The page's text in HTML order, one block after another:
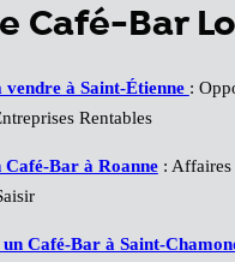
Café-Bar
vendre à Saint-Étienne :
Rentables
Café-Bar à Roanne: Affaires
Café-Bar à Saint-